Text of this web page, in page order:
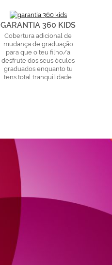
GARANTIA 360 KIDS
Cobertura adicional de
mudança de graduação
para que o teu filho/a
desfrute dos seus óculos
graduados enquanto tu
tens total tranquilidade.